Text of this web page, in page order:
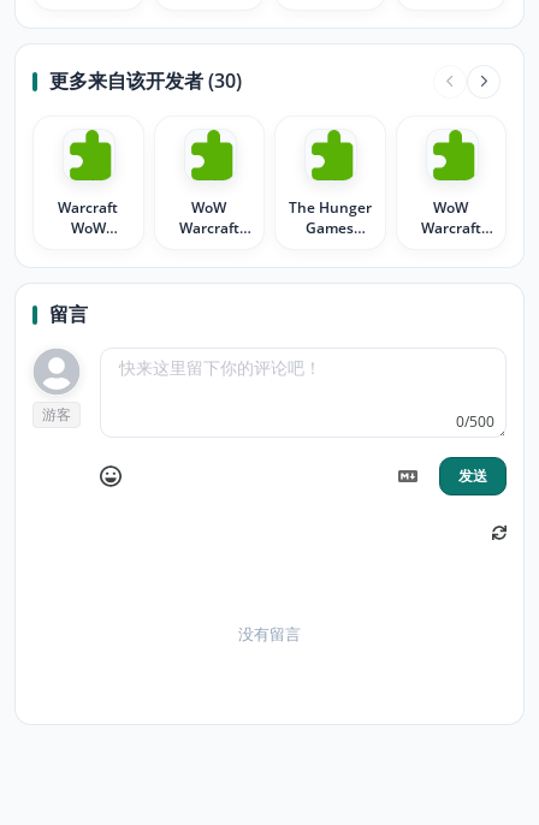
Warcraft
Night Elf
Death
Knight
更多来自该开发者 (30)
Warcraft
WoW
Night Elf
WoW
Warcraft
Death
Knight
The Hunger
Games
Mockingjay
WoW
Warcraft
Tyrande Elf
Mage
留言
游客 0/500
发送
没有留言